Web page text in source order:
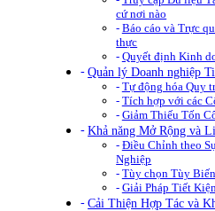
cứ nơi nào
Báo cáo và Trực
thực
Quyết định Kinh
Quản lý Doanh nghiệp
Tự động hóa Quy
Tích hợp với các
Giảm Thiếu Tốn
Khả năng Mở Rộng và
Điều Chỉnh theo
Nghiệp
Tùy chọn Tùy Biến
Giải Pháp Tiết
Cải Thiện Hợp Tác và